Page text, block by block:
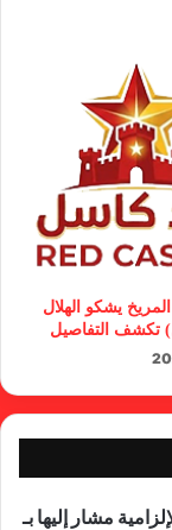
يشكو الهلال
تكشف التفاصيل
مشار إليها بـ